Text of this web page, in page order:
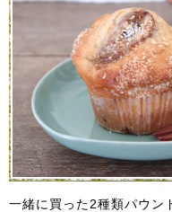
一緒に買った2種類パウン